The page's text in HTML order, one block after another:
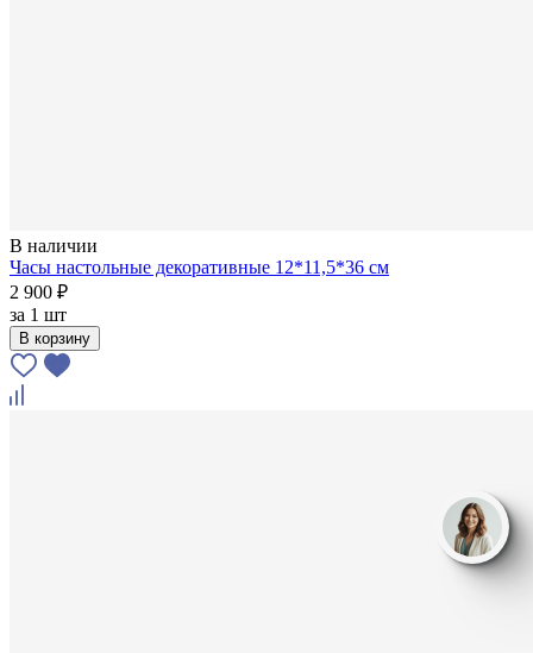
В наличии
Часы настольные декоративные 12*11,5*36 см
2 900 ₽
за 1 шт
В корзину